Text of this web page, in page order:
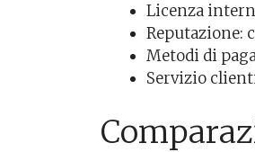
Licenza
Reputazione:
Metodi di
Servizio